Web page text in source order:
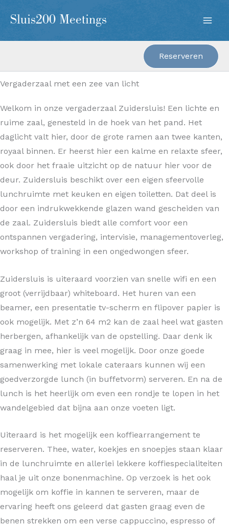
naarSluis200 Meetings
Reserveren
Vergaderzaal met een zee van licht
Welkom in onze vergaderzaal Zuidersluis! Een lichte en
ruime zaal, genesteld in de hoek van het pand. Het
daglicht valt hier, door de grote ramen aan twee kanten,
royaal binnen. Er heerst hier een kalme en relaxte sfeer,
ook door het fraaie uitzicht op de natuur hier voor de
deur. Zuidersluis beschikt over een eigen sfeervolle
lunchruimte met keuken en eigen toiletten. Dat deel is
door een indrukwekkende glazen wand gescheiden van
de zaal. Zuidersluis biedt alle comfort voor een
ontspannen vergadering, intervisie, managementoverleg,
workshop of training in een ongedwongen sfeer.
Zuidersluis is uiteraard voorzien van snelle wifi en een
groot (verrijdbaar) whiteboard. Het huren van een
beamer, een presentatie tv-scherm en flipover papier is
ook mogelijk. Met z’n 64 m2 kan de zaal heel wat gasten
herbergen, afhankelijk van de opstelling. Daar denk ik
graag in mee, hier is veel mogelijk. Door onze goede
samenwerking met lokale cateraars kunnen wij een
goedverzorgde lunch (in buffetvorm) serveren. En na de
lunch is het heerlijk om even een rondje te lopen in het
wandelgebied dat bijna aan onze voeten ligt.
Uiteraard is het mogelijk een koffiearrangement te
reserveren. Thee, water, koekjes en snoepjes staan klaar
in de lunchruimte en allerlei lekkere koffiespecialiteiten
haal je uit onze bonenmachine. Op verzoek is het ook
mogelijk om koffie in kannen te serveren, maar de
ervaring heeft ons geleerd dat gasten graag even de
benen strekken om een verse cappuccino, espresso of